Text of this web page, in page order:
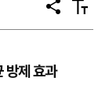
공
유
텍
스
방제 효과